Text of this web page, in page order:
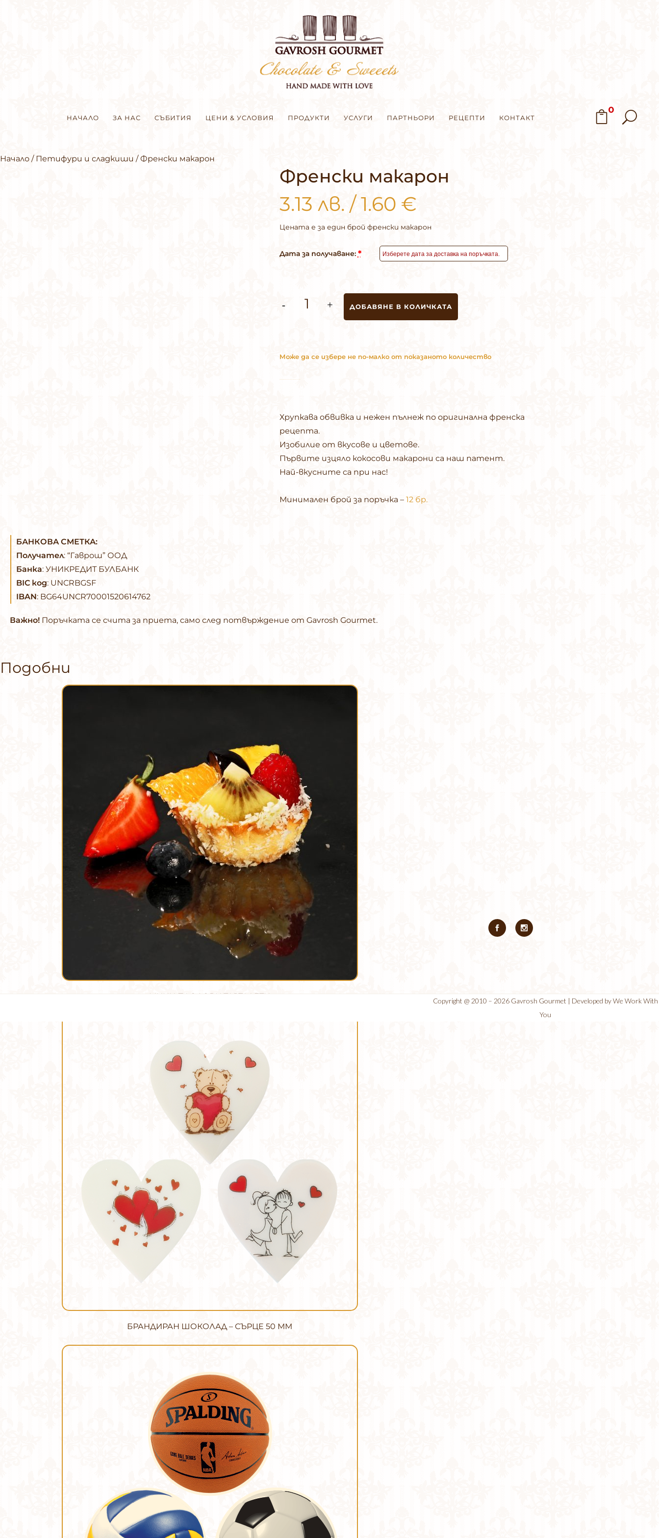
НАЧАЛО ЗА НАС СЪБИТИЯ ЦЕНИ & УСЛОВИЯ ПРОДУКТИ УСЛУГИ ПАРТНЬОРИ РЕЦЕПТИ КОНТАКТ
0
Начало / Петифури и сладкиши / Френски макарон
Френски макарон
3.13 лв. /1.60 €
Цената е за един брой френски макарон
Дата за получаване: *
Френски
ДОБАВЯНЕ В КОЛИЧКАТА
Може да се избере не по-малко от показаното количество
Хрупкава обвивка и нежен пълнеж по оригинална френска
рецепта.
Изобилие от вкусове и цветове.
Първите изцяло кокосови макарони са наш патент.
Най-вкусните са при нас!
Минимален брой за поръчка –12 бр.
БАНКОВА СМЕТКА:
Получател: “Гаврош” ООД
Банка: УНИКРЕДИТ БУЛБАНК
BIC код: UNCRBGSF
IBAN: BG64UNCR70001520614762
Важно! Поръчката се счита за приета, само след потвърждение от Gavrosh Gourmet.
Подобни
МИНИ ПЛОДОВИ ТАРТАЛЕТИ
БРАНДИРАН ШОКОЛАД – СЪРЦЕ 50 ММ
Copyright @ 2010 – 2026 Gavrosh Gourmet | Developed byWe Work With
You